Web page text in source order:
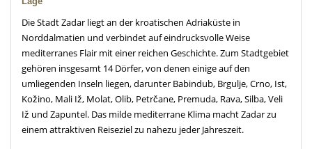
Die Stadt Zadar liegt an der kroatischen Adriaküste in
Norddalmatien und verbindet auf eindrucksvolle Weise
mediterranes Flair mit einer reichen Geschichte. Zum Stadtgebiet
gehören insgesamt 14 Dörfer, von denen einige auf den
umliegenden Inseln liegen, darunter Babindub, Brgulje, Crno, Ist,
Kožino, Mali Iž, Molat, Olib, Petrčane, Premuda, Rava, Silba, Veli
Iž und Zapuntel. Das milde mediterrane Klima macht Zadar zu
einem attraktiven Reiseziel zu nahezu jeder Jahreszeit.